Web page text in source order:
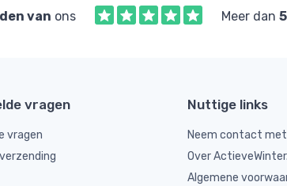
van ons Meer dan
vragen
vragen
Nuttige links
Neem contact met
Over
Algemene